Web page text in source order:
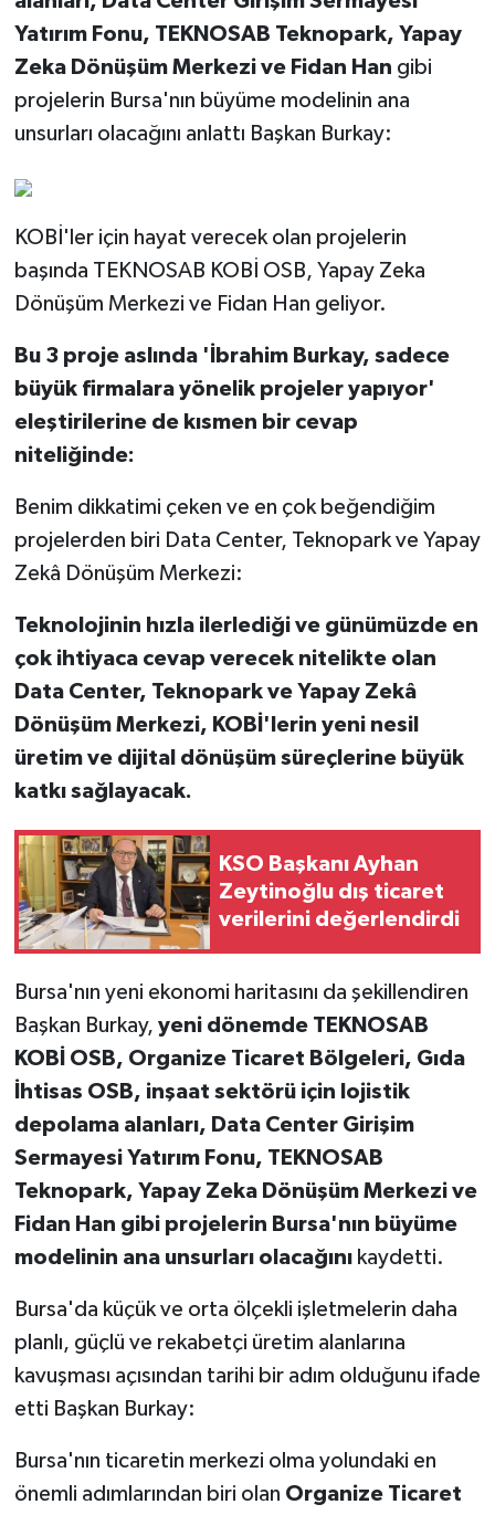
Yatırım Fonu, TEKNOSAB Teknopark, Yapay
Zeka Dönüşüm Merkezi ve Fidan Han gibi
projelerin Bursa'nın büyüme modelinin ana
unsurları olacağını anlattı Başkan Burkay:
KOBİ'ler için hayat verecek olan projelerin
başında TEKNOSAB KOBİ OSB, Yapay Zeka
Dönüşüm Merkezi ve Fidan Han geliyor.
Bu 3 proje aslında 'İbrahim Burkay, sadece
büyük firmalara yönelik projeler yapıyor'
eleştirilerine de kısmen bir cevap
niteliğinde:
Benim dikkatimi çeken ve en çok beğendiğim
projelerden biri Data Center, Teknopark ve Yapay
Zekâ Dönüşüm Merkezi:
Teknolojinin hızla ilerlediği ve günümüzde en
çok ihtiyaca cevap verecek nitelikte olan
Data Center, Teknopark ve Yapay Zekâ
Dönüşüm Merkezi, KOBİ'lerin yeni nesil
üretim ve dijital dönüşüm süreçlerine büyük
katkı sağlayacak.
KSO Başkanı Ayhan
Zeytinoğlu dış ticaret
verilerini değerlendirdi
Bursa'nın yeni ekonomi haritasını da şekillendiren
Başkan Burkay, yeni dönemde TEKNOSAB
KOBİ OSB, Organize Ticaret Bölgeleri, Gıda
İhtisas OSB, inşaat sektörü için lojistik
depolama alanları, Data Center Girişim
Sermayesi Yatırım Fonu, TEKNOSAB
Teknopark, Yapay Zeka Dönüşüm Merkezi ve
Fidan Han gibi projelerin Bursa'nın büyüme
modelinin ana unsurları olacağınıkaydetti.
Bursa'da küçük ve orta ölçekli işletmelerin daha
planlı, güçlü ve rekabetçi üretim alanlarına
kavuşması açısından tarihi bir adım olduğunu ifade
etti Başkan Burkay:
Bursa'nın ticaretin merkezi olma yolundaki en
önemli adımlarından biri olan Organize Ticaret